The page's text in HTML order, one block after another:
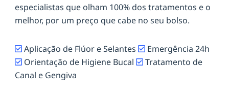
especialistas que olham 100% dos tratamentos e o
melhor, por um preço que cabe no seu bolso.
Aplicação de Flúor e Selantes
Emergência 24h
Orientação de Higiene Bucal
Tratamento de
Canal e Gengiva